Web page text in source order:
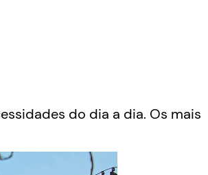
do dia a dia. Os mais